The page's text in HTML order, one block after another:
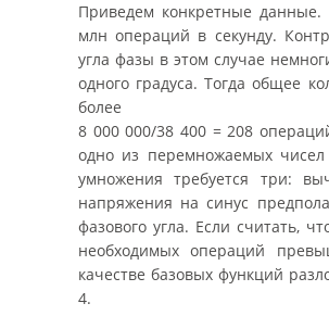
Приведем конкретные данные.
млн операций в секунду.
угла фазы в этом случае
одного градуса. Тогда общее
более
8 000 000/38 400 = 208
одно из перемножаемых чисел
умножения требуется три:
напряжения на синус
фазового угла. Если считать,
необходимых операций
качестве базовых функций
4.